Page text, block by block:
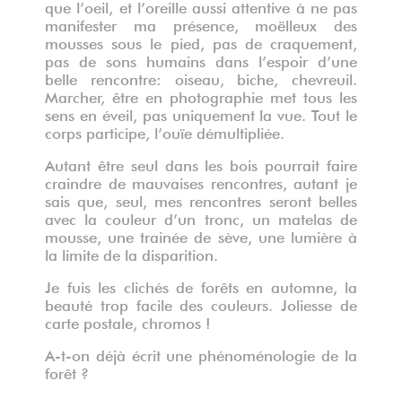
que l’oeil, et l’oreille aussi attentive à ne pas
manifester ma présence, moëlleux des
mousses sous le pied, pas de craquement,
pas de sons humains dans l’espoir d’une
belle rencontre: oiseau, biche, chevreuil.
Marcher, être en photographie met tous les
sens en éveil, pas uniquement la vue. Tout le
corps participe, l’ouïe démultipliée.
Autant être seul dans les bois pourrait faire
craindre de mauvaises rencontres, autant je
sais que, seul, mes rencontres seront belles
avec la couleur d’un tronc, un matelas de
mousse, une trainée de sève, une lumière à
la limite de la disparition.
Je fuis les clichés de forêts en automne, la
beauté trop facile des couleurs. Joliesse de
carte postale, chromos !
A-t-on déjà écrit une phénoménologie de la
forêt ?